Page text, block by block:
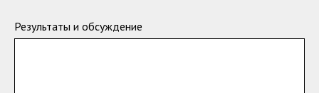
Результаты и обсуждение